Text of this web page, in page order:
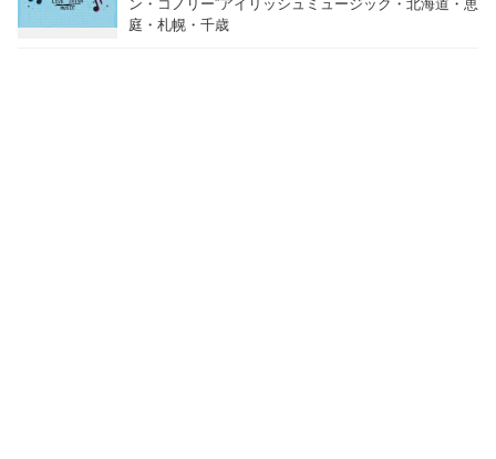
ン・コノリー”アイリッシュミュージック・北海道・恵
庭・札幌・千歳